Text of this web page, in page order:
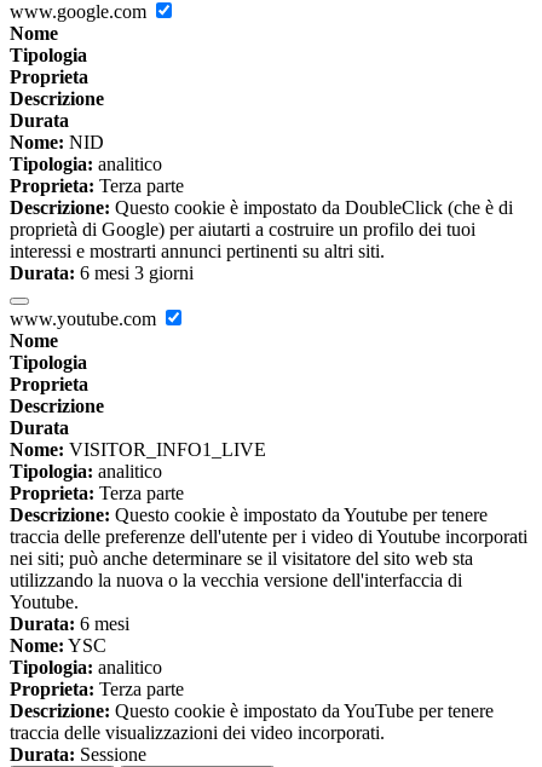
www.google.com
Nome
Tipologia
Proprieta
Descrizione
Durata
Nome: NID
Tipologia: analitico
Proprieta: Terza parte
Descrizione: Questo cookie è impostato da DoubleClick (che è di
proprietà di Google) per aiutarti a costruire un profilo dei tuoi
interessi e mostrarti annunci pertinenti su altri siti.
Durata: 6 mesi 3 giorni
www.youtube.com
Nome
Tipologia
Proprieta
Descrizione
Durata
Nome: VISITOR_INFO1_LIVE
Tipologia: analitico
Proprieta: Terza parte
Descrizione: Questo cookie è impostato da Youtube per tenere
traccia delle preferenze dell'utente per i video di Youtube incorporati
nei siti; può anche determinare se il visitatore del sito web sta
utilizzando la nuova o la vecchia versione dell'interfaccia di
Youtube.
Durata: 6 mesi
Nome: YSC
Tipologia: analitico
Proprieta: Terza parte
Descrizione: Questo cookie è impostato da YouTube per tenere
traccia delle visualizzazioni dei video incorporati.
Durata: Sessione